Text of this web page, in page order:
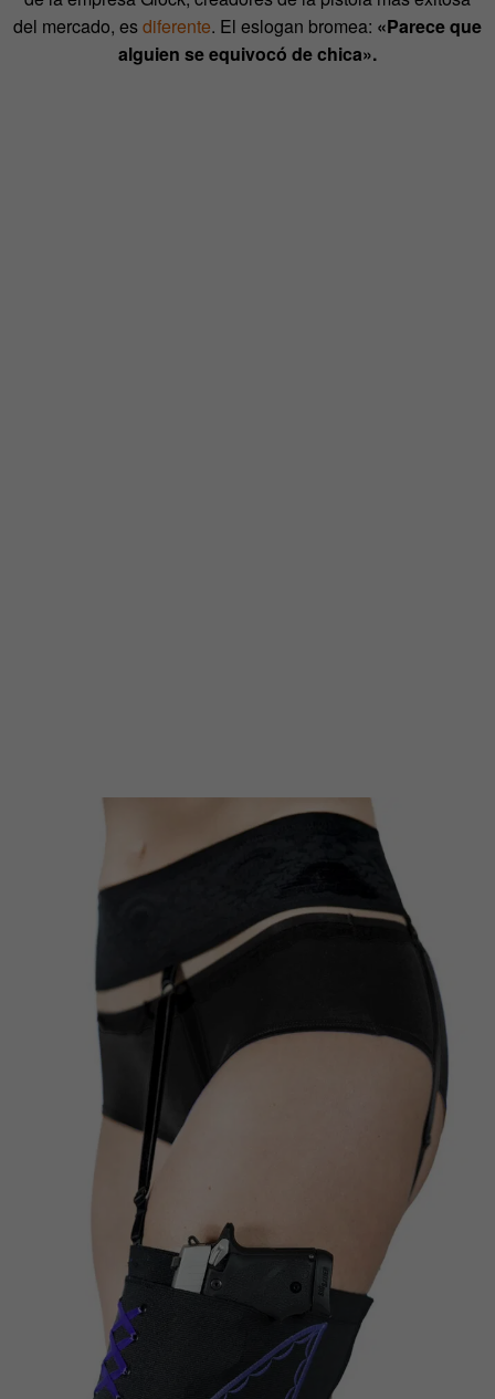
del mercado, esdiferente. El eslogan bromea: «Parece que
alguien se equivocó de chica».